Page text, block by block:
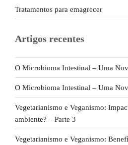
Tratamentos para emagrecer
Artigos recentes
O Microbioma Intestinal – Uma
O Microbioma Intestinal – Uma
Vegetarianismo e Veganismo:
ambiente? – Parte 3
Vegetarianismo e Veganismo: